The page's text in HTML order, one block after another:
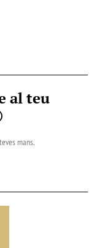
al teu
mans.